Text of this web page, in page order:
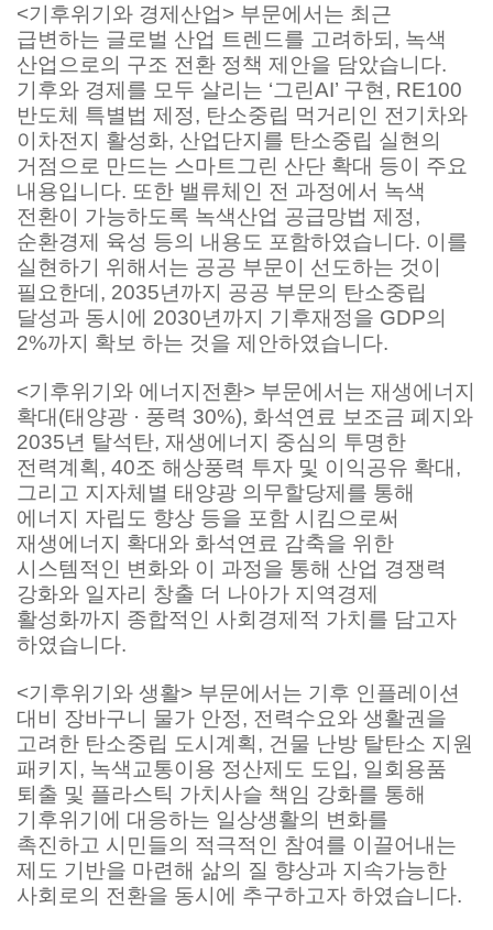
<기후위기와 경제산업> 부문에서는 최근
급변하는 글로벌 산업 트렌드를 고려하되, 녹색
산업으로의 구조 전환 정책 제안을 담았습니다.
기후와 경제를 모두 살리는 ‘그린AI’ 구현, RE100
반도체 특별법 제정, 탄소중립 먹거리인 전기차와
이차전지 활성화, 산업단지를 탄소중립 실현의
거점으로 만드는 스마트그린 산단 확대 등이 주요
내용입니다. 또한 밸류체인 전 과정에서 녹색
전환이 가능하도록 녹색산업 공급망법 제정,
순환경제 육성 등의 내용도 포함하였습니다. 이를
실현하기 위해서는 공공 부문이 선도하는 것이
필요한데, 2035년까지 공공 부문의 탄소중립
달성과 동시에 2030년까지 기후재정을 GDP의
2%까지 확보 하는 것을 제안하였습니다.
<기후위기와 에너지전환> 부문에서는 재생에너지
확대(태양광 · 풍력 30%), 화석연료 보조금 폐지와
2035년 탈석탄, 재생에너지 중심의 투명한
전력계획, 40조 해상풍력 투자 및 이익공유 확대,
그리고 지자체별 태양광 의무할당제를 통해
에너지 자립도 향상 등을 포함 시킴으로써
재생에너지 확대와 화석연료 감축을 위한
시스템적인 변화와 이 과정을 통해 산업 경쟁력
강화와 일자리 창출 더 나아가 지역경제
활성화까지 종합적인 사회경제적 가치를 담고자
하였습니다.
<기후위기와 생활> 부문에서는 기후 인플레이션
대비 장바구니 물가 안정, 전력수요와 생활권을
고려한 탄소중립 도시계획, 건물 난방 탈탄소 지원
패키지, 녹색교통이용 정산제도 도입, 일회용품
퇴출 및 플라스틱 가치사슬 책임 강화를 통해
기후위기에 대응하는 일상생활의 변화를
촉진하고 시민들의 적극적인 참여를 이끌어내는
제도 기반을 마련해 삶의 질 향상과 지속가능한
사회로의 전환을 동시에 추구하고자 하였습니다.